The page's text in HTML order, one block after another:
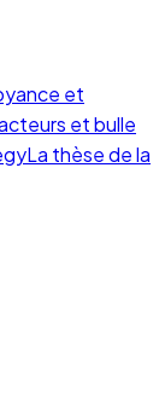
et
et bulle
La thèse de la